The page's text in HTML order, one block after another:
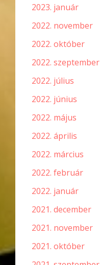
2023. január
2022. november
2022. október
2022. szeptember
2022. július
2022. június
2022. május
2022. április
2022. március
2022. február
2022. január
2021. december
2021. november
2021. október